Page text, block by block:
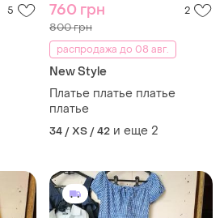
5 760 грн 2
800 грн
распродажа до 08 авг.
New Style
Платье платье платье
платье
34 / XS / 42 и еще 2